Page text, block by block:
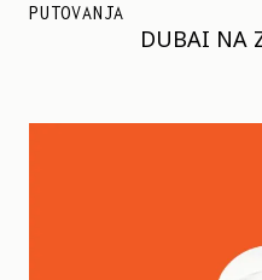
PUTOVANJA
DUBAI NA